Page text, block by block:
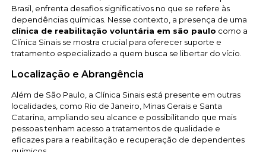
Brasil, enfrenta desafios significativos no que se refere às
dependências químicas. Nesse contexto, a presença de uma
clínica de reabilitação voluntária em são paulo como a
Clínica Sinais se mostra crucial para oferecer suporte e
tratamento especializado a quem busca se libertar do vício.
Localização e Abrangência
Além de São Paulo, a Clínica Sinais está presente em outras
localidades, como Rio de Janeiro, Minas Gerais e Santa
Catarina, ampliando seu alcance e possibilitando que mais
pessoas tenham acesso a tratamentos de qualidade e
eficazes para a reabilitação e recuperação de dependentes